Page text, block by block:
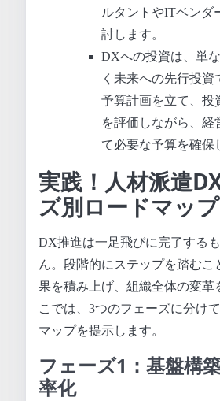
ルタントやITベンダ
討します。
DXへの投資は、単
く未来への先行投資
予算計画を立て、投
を評価しながら、経
て必要な予算を確保
実践！人材派遣
ズ別ロードマップ
DX推進は一足飛びに完了する
ん。段階的にステップを踏むこ
果を積み上げ、組織全体の変革
こでは、3つのフェーズに分け
マップを提示します。
フェーズ1：基盤構
率化